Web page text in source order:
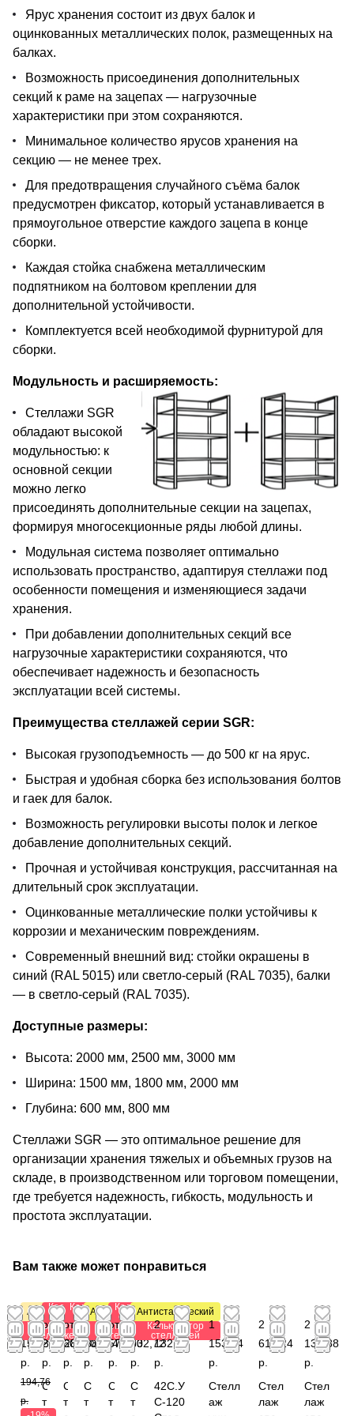
Ярус хранения состоит из двух балок и
оцинкованных металлических полок, размещенных на
балках.
Возможность присоединения дополнительных
секций к раме на зацепах — нагрузочные
характеристики при этом сохраняются.
Минимальное количество ярусов хранения на
секцию — не менее трех.
Для предотвращения случайного съёма балок
предусмотрен фиксатор, который устанавливается в
прямоугольное отверстие каждого зацепа в конце
сборки.
Каждая стойка снабжена металлическим
подпятником на болтовом креплении для
дополнительной устойчивости.
Комплектуется всей необходимой фурнитурой для
сборки.
Модульность и расширяемость:
Стеллажи SGR
обладают высокой
модульностью: к
основной секции
можно легко
присоединять дополнительные секции на зацепах,
формируя многосекционные ряды любой длины.
Модульная система позволяет оптимально
использовать пространство, адаптируя стеллажи под
особенности помещения и изменяющиеся задачи
хранения.
При добавлении дополнительных секций все
нагрузочные характеристики сохраняются, что
обеспечивает надежность и безопасность
эксплуатации всей системы.
Преимущества стеллажей серии SGR:
Высокая грузоподъемность — до 500 кг на ярус.
Быстрая и удобная сборка без использования болтов
и гаек для балок.
Возможность регулировки высоты полок и легкое
добавление дополнительных секций.
Прочная и устойчивая конструкция, рассчитанная на
длительный срок эксплуатации.
Оцинкованные металлические полки устойчивы к
коррозии и механическим повреждениям.
Современный внешний вид: стойки окрашены в
синий (RAL 5015) или светло-серый (RAL 7035), балки
— в светло-серый (RAL 7035).
Доступные размеры:
Высота: 2000 мм, 2500 мм, 3000 мм
Ширина: 1500 мм, 1800 мм, 2000 мм
Глубина: 600 мм, 800 мм
Стеллажи SGR — это оптимальное решение для
организации хранения тяжелых и объемных грузов на
складе, в производственном или торговом помещении,
где требуется надежность, гибкость, модульность и
простота эксплуатации.
Вам также может понравиться
Акция
Калькулятор
стеллажей
от
157,80
р.
194,76
р.
Калькулятор
стеллажей
от
293,28
р.
С
т
Калькулятор
стеллажей
от
607,38
р.
С
т
Антистатический
Калькулятор
стеллажей
от 2
003,64
р.
С
т
Калькулятор
стеллажей
от
573,60
р.
С
т
Антистатический
Калькулятор
стеллажей
от 1
032,72
р.
С
т
2
132,88
р.
42С.У
С-120
1
153,44
р.
Стелл
аж
2
616,24
р.
Стел
лаж
2
132,88
р.
Стел
лаж